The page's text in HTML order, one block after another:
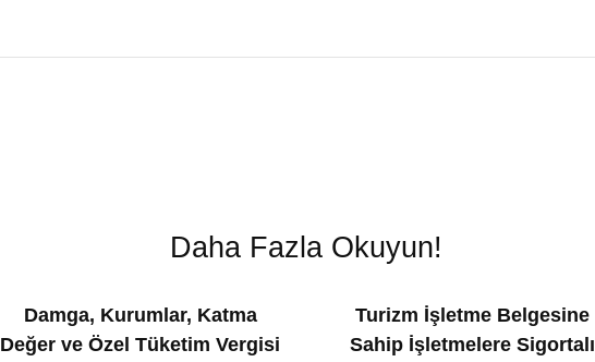
Daha Fazla Okuyun!
Damga, Kurumlar, Katma
Değer ve Özel Tüketim Vergisi
Turizm İşletme Belgesine
Sahip İşletmelere Sigortalı